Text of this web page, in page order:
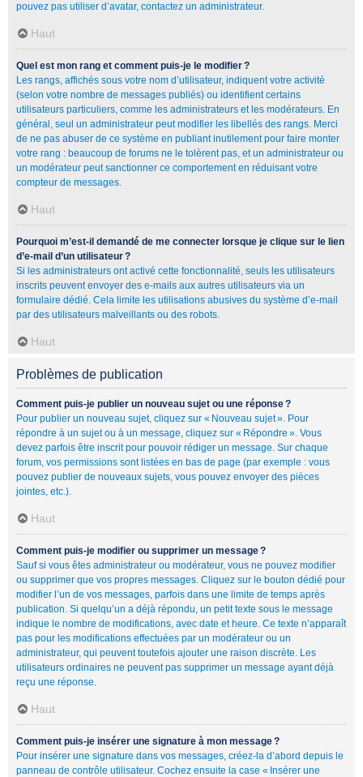
pouvez pas utiliser d’avatar, contactez un administrateur.
Haut
Quel est mon rang et comment puis-je le modifier ?
Les rangs, affichés sous votre nom d’utilisateur, indiquent votre activité
(selon votre nombre de messages publiés) ou identifient certains
utilisateurs particuliers, comme les administrateurs et les modérateurs. En
général, seul un administrateur peut modifier les libellés des rangs. Merci
de ne pas abuser de ce système en publiant inutilement pour faire monter
votre rang : beaucoup de forums ne le tolèrent pas, et un administrateur ou
un modérateur peut sanctionner ce comportement en réduisant votre
compteur de messages.
Haut
Pourquoi m’est-il demandé de me connecter lorsque je clique sur le lien
d’e-mail d’un utilisateur ?
Si les administrateurs ont activé cette fonctionnalité, seuls les utilisateurs
inscrits peuvent envoyer des e-mails aux autres utilisateurs via un
formulaire dédié. Cela limite les utilisations abusives du système d’e-mail
par des utilisateurs malveillants ou des robots.
Haut
Problèmes de publication
Comment puis-je publier un nouveau sujet ou une réponse ?
Pour publier un nouveau sujet, cliquez sur « Nouveau sujet ». Pour
répondre à un sujet ou à un message, cliquez sur « Répondre ». Vous
devez parfois être inscrit pour pouvoir rédiger un message. Sur chaque
forum, vos permissions sont listées en bas de page (par exemple : vous
pouvez publier de nouveaux sujets, vous pouvez envoyer des pièces
jointes, etc.).
Haut
Comment puis-je modifier ou supprimer un message ?
Sauf si vous êtes administrateur ou modérateur, vous ne pouvez modifier
ou supprimer que vos propres messages. Cliquez sur le bouton dédié pour
modifier l’un de vos messages, parfois dans une limite de temps après
publication. Si quelqu’un a déjà répondu, un petit texte sous le message
indique le nombre de modifications, avec date et heure. Ce texte n’apparaît
pas pour les modifications effectuées par un modérateur ou un
administrateur, qui peuvent toutefois ajouter une raison discrète. Les
utilisateurs ordinaires ne peuvent pas supprimer un message ayant déjà
reçu une réponse.
Haut
Comment puis-je insérer une signature à mon message ?
Pour insérer une signature dans vos messages, créez-la d’abord depuis le
panneau de contrôle utilisateur. Cochez ensuite la case « Insérer une